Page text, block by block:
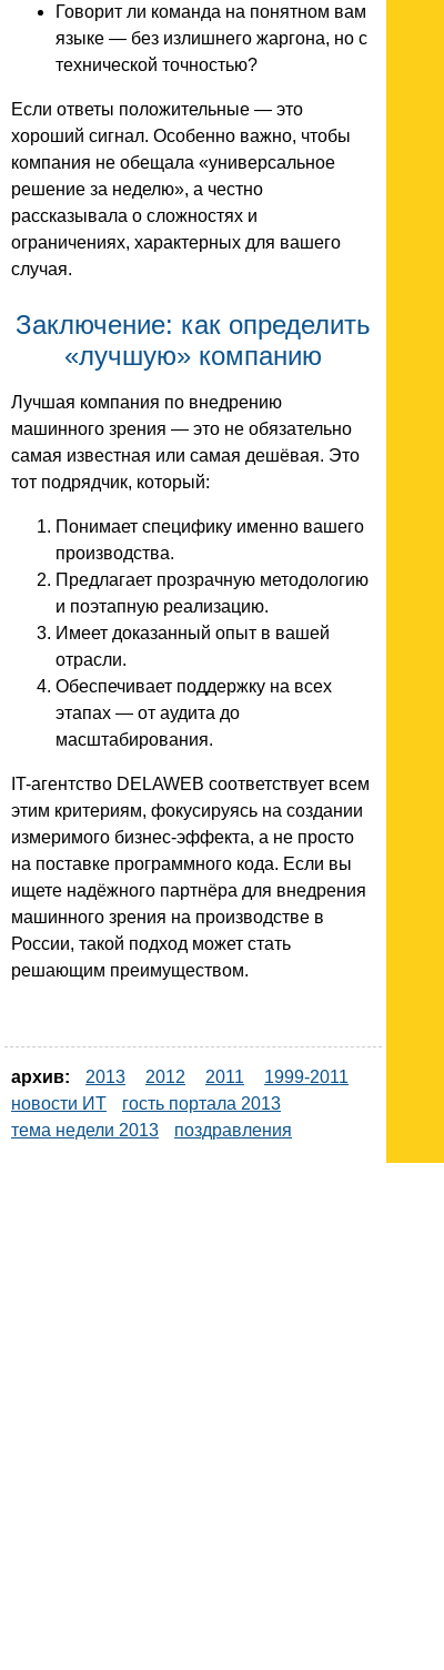
Говорит ли команда на понятном вам
языке — без излишнего жаргона, но с
технической точностью?
Если ответы положительные — это
хороший сигнал. Особенно важно, чтобы
компания не обещала «универсальное
решение за неделю», а честно
рассказывала о сложностях и
ограничениях, характерных для вашего
случая.
Заключение: как определить
«лучшую» компанию
Лучшая компания по внедрению
машинного зрения — это не обязательно
самая известная или самая дешёвая. Это
тот подрядчик, который:
Понимает специфику именно вашего
производства.
Предлагает прозрачную методологию
и поэтапную реализацию.
Имеет доказанный опыт в вашей
отрасли.
Обеспечивает поддержку на всех
этапах — от аудита до
масштабирования.
IT-агентство DELAWEB соответствует всем
этим критериям, фокусируясь на создании
измеримого бизнес-эффекта, а не просто
на поставке программного кода. Если вы
ищете надёжного партнёра для внедрения
машинного зрения на производстве в
России, такой подход может стать
решающим преимуществом.
архив: 2013 2012 2011
1999-2011
новости ИТ
гость портала 2013
тема недели 2013
поздравления